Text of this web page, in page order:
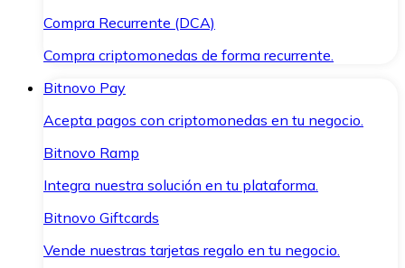
Compra Recurrente (DCA)
Compra criptomonedas de forma recurrente.
Bitnovo Pay
Acepta pagos con criptomonedas en tu negocio.
Bitnovo Ramp
Integra nuestra solución en tu plataforma.
Bitnovo Giftcards
Vende nuestras tarjetas regalo en tu negocio.